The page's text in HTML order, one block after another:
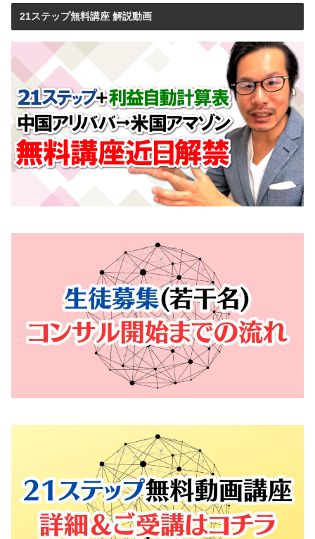
21ステップ無料講座 解説動画